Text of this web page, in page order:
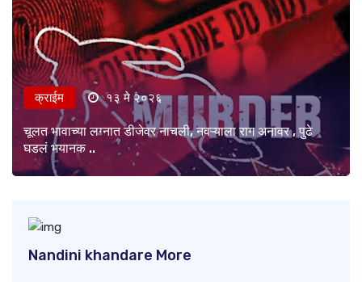
क्राईम १३ मे २०२६
चूलत भावाच्या लग्नात डीजेवर नाचली, नवऱ्याला राग अनावर , पुढे
घडलं भयानक ..
Nandini khandare More